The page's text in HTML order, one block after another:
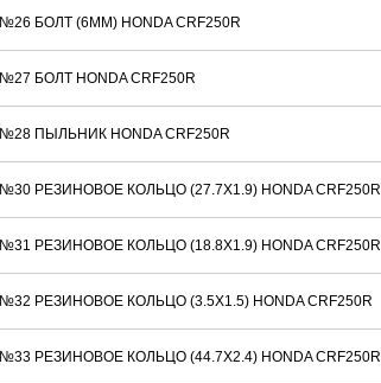
№26 БОЛТ (6MM) HONDA CRF250R
№27 БОЛТ HONDA CRF250R
№28 ПЫЛЬНИК HONDA CRF250R
№30 РЕЗИНОВОЕ КОЛЬЦО (27.7X1.9) HONDA CRF250R
№31 РЕЗИНОВОЕ КОЛЬЦО (18.8X1.9) HONDA CRF250R
№32 РЕЗИНОВОЕ КОЛЬЦО (3.5X1.5) HONDA CRF250R
№33 РЕЗИНОВОЕ КОЛЬЦО (44.7X2.4) HONDA CRF250R